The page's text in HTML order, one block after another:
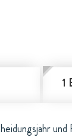
1
und